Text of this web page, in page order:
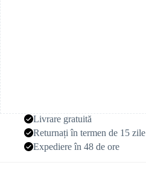
Livrare gratuită
Returnați în termen de 15 zile
Expediere în 48 de ore